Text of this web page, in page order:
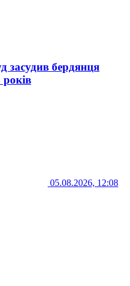
засудив бердянця
05.08.2026, 12:08